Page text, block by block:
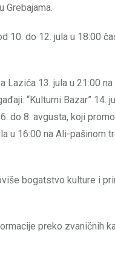
Grebajama.
10. do 12. jula u 18:00
13. jula u 21:00 na
“Kulturni Bazar” 14.
do 8. avgusta, koji
u 16:00 na Ali-
bogatstvo kulture i
preko zvaničnih